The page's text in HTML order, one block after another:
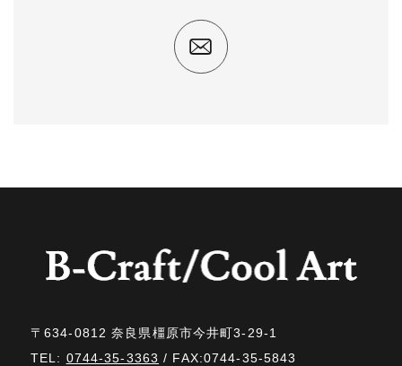
〒634-0812 奈良県橿原市今井町3-29-1
TEL: 0744-35-3363 / FAX:0744-35-5843